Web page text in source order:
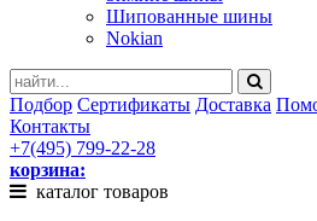
Шипованные шины
Nokian
Подбор Сертификаты Доставка
Контакты
+7(495) 799-22-28
корзина:
каталог товаров